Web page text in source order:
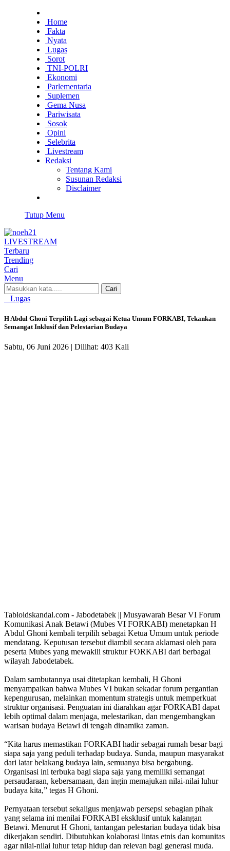
Home
Fakta
Nyata
Lugas
Sorot
TNI-POLRI
Ekonomi
Parlementaria
Suplemen
Gema Nusa
Pariwisata
Sosok
Opini
Selebrita
Livestream
Redaksi
Tentang Kami
Susunan Redaksi
Disclaimer
Tutup Menu
LIVESTREAM
Terbaru
Trending
Cari
Menu
Cari
Lugas
H Abdul Ghoni Terpilih Lagi sebagai Ketua Umum FORKABI, Tekankan
Semangat Inklusif dan Pelestarian Budaya
Sabtu, 06 Juni 2026 | Dilihat: 403 Kali
Tabloidskandal.com - Jabodetabek || Musyawarah Besar VI Forum
Komunikasi Anak Betawi (Mubes VI FORKABI) menetapkan H
Abdul Ghoni kembali terpilih sebagai Ketua Umum untuk periode
mendatang. Keputusan tersebut diambil secara aklamasi oleh para
peserta Mubes yang mewakili struktur FORKABI dari berbagai
wilayah Jabodetabek.
Dalam sambutannya usai ditetapkan kembali, H Ghoni
menyampaikan bahwa Mubes VI bukan sekadar forum pergantian
kepengurusan, melainkan momentum strategis untuk memperkuat
struktur organisasi. Penguatan ini diarahkan agar FORKABI dapat
lebih optimal dalam menjaga, melestarikan, dan mengembangkan
warisan budaya Betawi di tengah dinamika zaman.
“Kita harus memastikan FORKABI hadir sebagai rumah besar bagi
siapa saja yang peduli terhadap budaya. Sunda, maupun masyarakat
dari latar belakang budaya lain, semuanya bisa bergabung.
Organisasi ini terbuka bagi siapa saja yang memiliki semangat
persaudaraan, kebersamaan, dan ingin memajukan nilai-nilai luhur
budaya kita,” tegas H Ghoni.
Pernyataan tersebut sekaligus menjawab persepsi sebagian pihak
yang selama ini menilai FORKABI eksklusif untuk kalangan
Betawi. Menurut H Ghoni, tantangan pelestarian budaya tidak bisa
dikerjakan sendiri. Dibutuhkan kolaborasi lintas etnis dan komunitas
agar nilai-nilai luhur tetap hidup dan relevan bagi generasi muda.